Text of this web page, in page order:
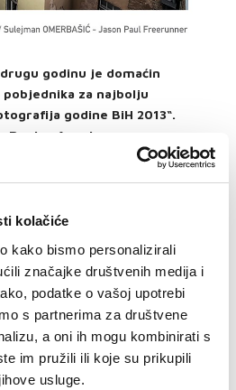
kolačiće
kako bismo personalizirali
značajke društvenih medija i
podatke o vašoj upotrebi
s partnerima za društvene
a oni ih mogu kombinirati s
im pružili ili koje su prikupili
usluge.
godinu je domaćin
za najbolju
godine BiH 2013“.
Regina Azenberger
Mario Romulić (Hrvatska),
(Hrvatska) odabrao je
fotografija by HT ERONET za
je rad
SULEJMANA OMERBAŠIĆA
je da je na ovoj fotografiji prikazana
fotografskog umijeća. Trenutak i
na razmišljanje i postavljanje